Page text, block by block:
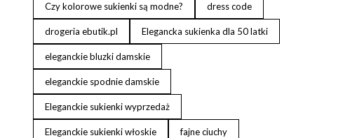
Czy kolorowe sukienki są modne? dress code
drogeria ebutik.pl Elegancka sukienka dla 50 latki
eleganckie bluzki damskie
eleganckie spodnie damskie
Eleganckie sukienki wyprzedaż
Eleganckie sukienki włoskie fajne ciuchy